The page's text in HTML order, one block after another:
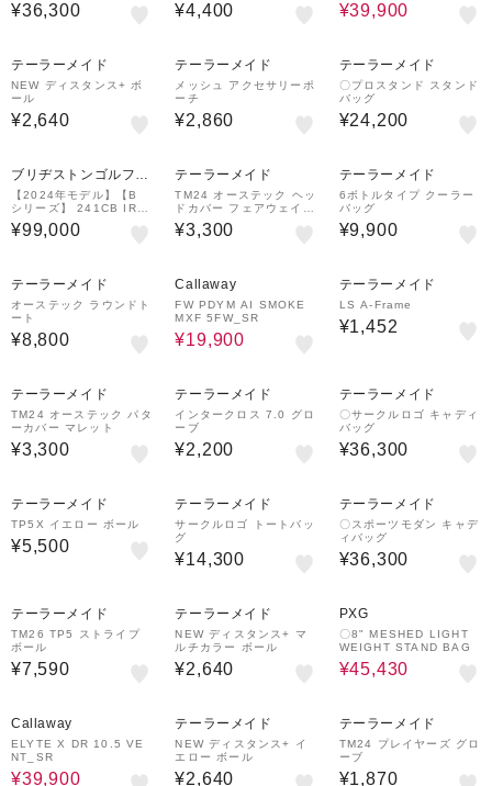
¥36,300 ¥4,400 ¥39,900
テーラーメイド
NEW ディスタンス+ ボ
ール
¥2,640
テーラーメイド
メッシュ アクセサリーポ
ーチ
¥2,860
テーラーメイド
〇プロスタンド スタンド
バッグ
¥24,200
ブリヂストンゴルフプ
ラザ
【2024年モデル】【B
シリーズ】 241CB IRO
N [N.S.PRO MODUS3
TOUR120] (スチール) 6
¥99,000
テーラーメイド
TM24 オーステック ヘッ
ドカバー フェアウェイウ
ッド
¥3,300
テーラーメイド
6ボトルタイプ クーラー
バッグ
¥9,900
テーラーメイド
オーステック ラウンドト
ート
¥8,800
Callaway
FW PDYM AI SMOKE
MXF 5FW_SR
¥19,900
テーラーメイド
LS A-Frame
¥1,452
テーラーメイド
TM24 オーステック パタ
ーカバー マレット
¥3,300
テーラーメイド
インタークロス 7.0 グロ
ーブ
¥2,200
テーラーメイド
〇サークルロゴ キャディ
バッグ
¥36,300
テーラーメイド
TP5X イエロー ボール
¥5,500
テーラーメイド
サークルロゴ トートバッ
グ
¥14,300
テーラーメイド
〇スポーツモダン キャデ
ィバッグ
¥36,300
テーラーメイド
TM26 TP5 ストライプ
ボール
¥7,590
テーラーメイド
NEW ディスタンス+ マ
ルチカラー ボール
¥2,640
PXG
〇8" MESHED LIGHT
WEIGHT STAND BAG
¥45,430
Callaway
ELYTE X DR 10.5 VE
NT_SR
¥39,900
テーラーメイド
NEW ディスタンス+ イ
エロー ボール
¥2,640
テーラーメイド
TM24 プレイヤーズ グロ
ーブ
¥1,870